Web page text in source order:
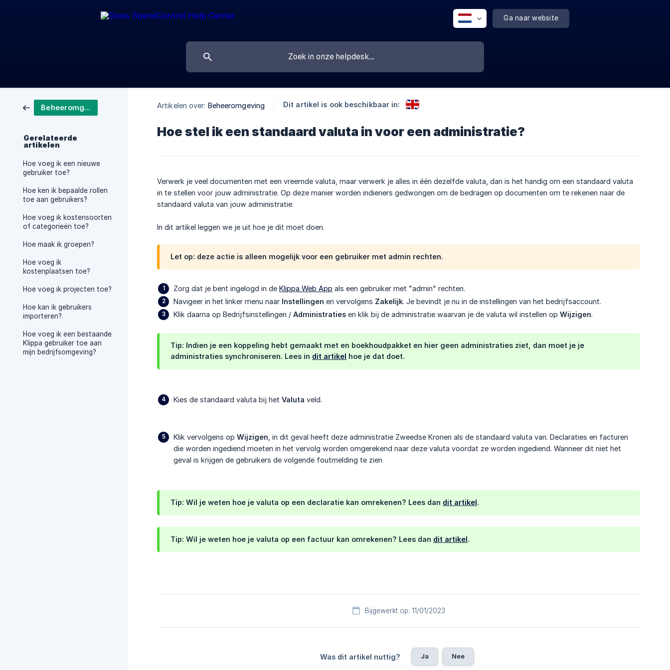
Ga naar website
Beheeromgeving
Gerelateerde
artikelen
Hoe voeg ik een nieuwe
gebruiker toe?
Hoe ken ik bepaalde rollen
toe aan gebruikers?
Hoe voeg ik kostensoorten
of categorieën toe?
Hoe maak ik groepen?
Hoe voeg ik
kostenplaatsen toe?
Hoe voeg ik projecten toe?
Hoe kan ik gebruikers
importeren?
Hoe voeg ik een bestaande
Klippa gebruiker toe aan
mijn bedrijfsomgeving?
Artikelen over: Beheeromgeving Dit artikel is ook beschikbaar in:
Hoe stel ik een standaard valuta in voor een administratie?
Verwerk je veel documenten met een vreemde valuta, maar verwerk je alles in één dezelfde valuta, dan is het handig om een standaard valuta
in te stellen voor jouw administratie. Op deze manier worden indieners gedwongen om de bedragen op documenten om te rekenen naar de
standaard valuta van jouw administratie.
In dit artikel leggen we je uit hoe je dit moet doen.
Let op: deze actie is alleen mogelijk voor een gebruiker met admin rechten.
Zorg dat je bent ingelogd in de Klippa Web App als een gebruiker met "admin" rechten.
Navigeer in het linker menu naar Instellingen en vervolgens Zakelijk. Je bevindt je nu in de instellingen van het bedrijfsaccount.
Klik daarna op Bedrijfsinstellingen / Administraties en klik bij de administratie waarvan je de valuta wil instellen op Wijzigen.
Tip: Indien je een koppeling hebt gemaakt met en boekhoudpakket en hier geen administraties ziet, dan moet je je
administraties synchroniseren. Lees in dit artikel hoe je dat doet.
Kies de standaard valuta bij het Valuta veld.
Klik vervolgens op Wijzigen , in dit geval heeft deze administratie Zweedse Kronen als de standaard valuta van. Declaraties en facturen
die worden ingediend moeten in het vervolg worden omgerekend naar deze valuta voordat ze worden ingediend. Wanneer dit niet het
geval is krijgen de gebruikers de volgende foutmelding te zien
Tip: Wil je weten hoe je valuta op een declaratie kan omrekenen? Lees dan dit artikel.
Tip: Wil je weten hoe je valuta op een factuur kan omrekenen? Lees dan dit artikel.
Bijgewerkt op: 11/01/2023
Was dit artikel nuttig? Ja Nee